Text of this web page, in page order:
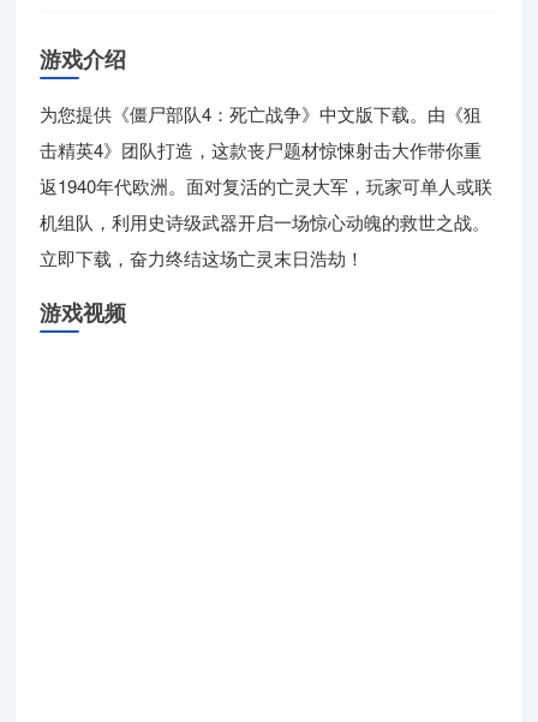
游戏介绍
为您提供《僵尸部队4：死亡战争》中文版下载。由《狙
击精英4》团队打造，这款丧尸题材惊悚射击大作带你重
返1940年代欧洲。面对复活的亡灵大军，玩家可单人或联
机组队，利用史诗级武器开启一场惊心动魄的救世之战。
立即下载，奋力终结这场亡灵末日浩劫！
游戏视频